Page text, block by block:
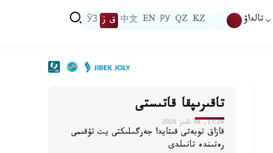
تالداۋ KZ
QZ
РУ
EN
中文 ق ز ЎЗ
تاقىرىپقا قاتىستى
17:24, 08 تامىز 2026
قازاق توبەتى قىتايدا جەرگىلىكتى يت تۇقىمى
رەتىندە تانىلدى